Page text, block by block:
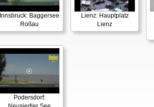
Innsbruck: Baggersee
Roßau
Lienz: Hauptplatz
Lienz
Podersdorf: